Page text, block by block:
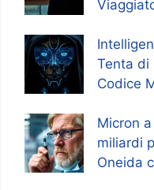
Tenta di
Codice
Micron
miliardi
Oneida